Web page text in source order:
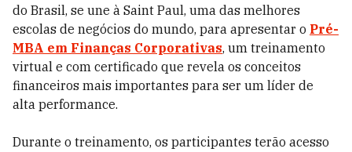
do Brasil, se une à Saint Paul, uma das melhores
escolas de negócios do mundo, para apresentar o Pré-
MBA em Finanças Corporativas, um treinamento
virtual e com certificado que revela os conceitos
financeiros mais importantes para ser um líder de
alta performance.
Durante o treinamento, os participantes terão acesso